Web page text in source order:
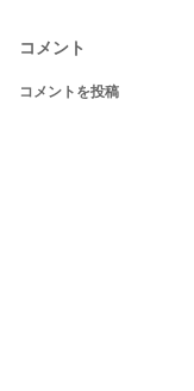
コメント
コメントを投稿